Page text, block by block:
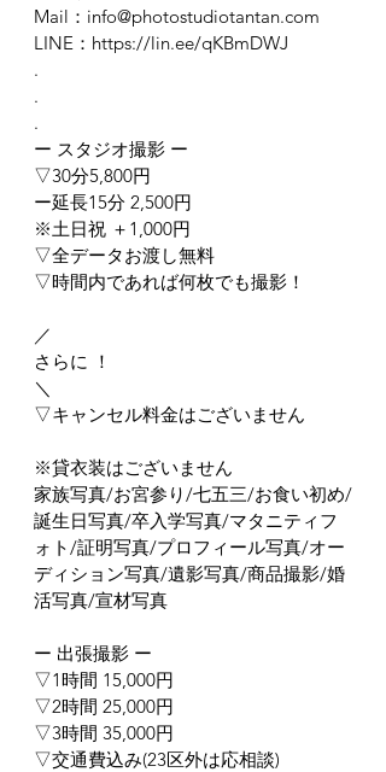
Mail：info@photostudiotantan.com
LINE：https://lin.ee/qKBmDWJ
.
.
.
ー スタジオ撮影 ー
▽30分5,800円
ー延長15分 2,500円
※土日祝 ＋1,000円
▽全データお渡し無料
▽時間内であれば何枚でも撮影！
／
さらに ！
＼
▽キャンセル料金はございません
※貸衣装はございません
家族写真/お宮参り/七五三/お食い初め/
誕生日写真/卒入学写真/マタニティフ
ォト/証明写真/プロフィール写真/オー
ディション写真/遺影写真/商品撮影/婚
活写真/宣材写真
ー 出張撮影 ー
▽1時間 15,000円
▽2時間 25,000円
▽3時間 35,000円
▽交通費込み(23区外は応相談)